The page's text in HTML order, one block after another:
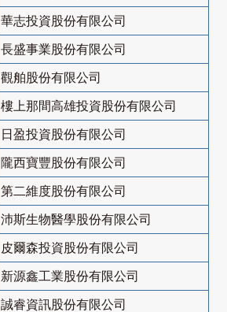
華志投資股份有限公司
長盛事業股份有限公司
觀舶股份有限公司
樓上那間高雄投資股份有限公司
日盈投資股份有限公司
隴西寶豐股份有限公司
第二維度股份有限公司
沛斯生物醫學股份有限公司
皮爾森投資股份有限公司
新源鑫工業股份有限公司
誠睿資訊股份有限公司